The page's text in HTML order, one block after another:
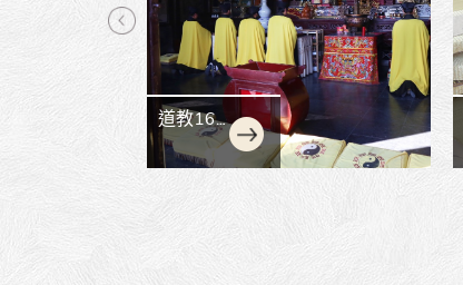
孝堂設立
生命禮儀公司追思會是一場如法
莊嚴的佛事，台南禮儀公司為往